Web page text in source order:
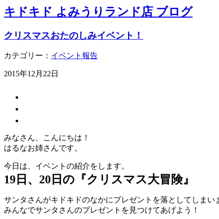
キドキド よみうりランド店 ブログ
クリスマスおたのしみイベント！
カテゴリー： イベント報告
2015年12月22日
みなさん、こんにちは！
はるなお姉さんです。
今日は、イベントの紹介をします。
19日、20日の『クリスマス大冒険』
サンタさんがキドキドのなかにプレゼントを落としてしまい
みんなでサンタさんのプレゼントを見つけてあげよう！